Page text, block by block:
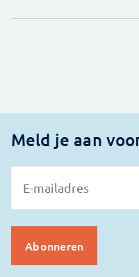
Meld je aan